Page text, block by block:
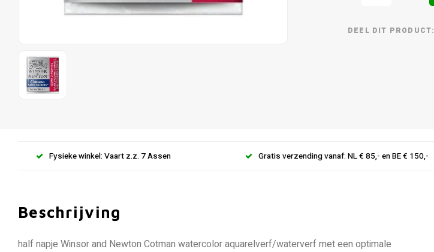
DEEL DIT PRODUCT:
Fysieke winkel: Vaart z.z. 7 Assen Gratis verzending vanaf: NL € 85,- en BE € 150,-
Beschrijving
half napje Winsor and Newton Cotman watercolor aquarelverf/waterverf met een optimale